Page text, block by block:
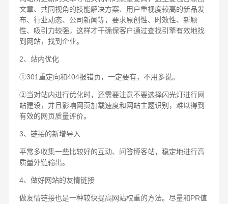
文章、共同视角的技能解决方案、用户重视度较高的新品发
布、行业动态、公司新闻等，要求原创性、时效性、新颖
性、吸引力较强，这样才干确保客户通过查找引擎有效地找
到网站，找到企业。
2、站内优化
①301重定向和404报错页，一定要有，不用多说。
②当对站内进行优化时，还需要注意不要选择闪光灯进行网
站建设，并且影响网页加载速度和网站主题识别，难以得到
有效的网页质量评价。
3、链接的新增导入
平常多收集一些比较好的互动、问答博客站，稳定地进行高
质量外链输出。
4、做好网站的友情链接
做友情链接也是一种较快提高网站权重的方法。尽量和PR值